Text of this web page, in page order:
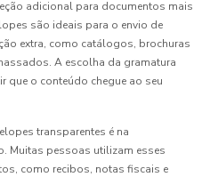
adicional para documentos mais
são ideais para o envio de
extra, como catálogos, brochuras
A escolha da gramatura
que o conteúdo chegue ao seu
transparentes é na
Muitas pessoas utilizam esses
como recibos, notas fiscais e